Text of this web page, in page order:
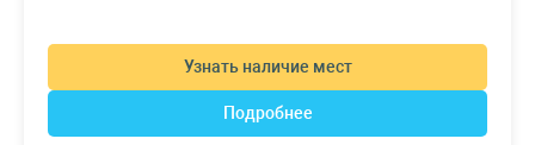
Узнать наличие мест
Подробнее